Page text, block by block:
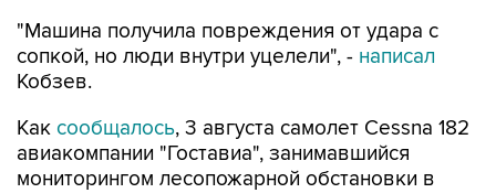
"Машина получила повреждения от удара с
сопкой, но люди внутри уцелели", - написал
Кобзев.
Как сообщалось, 3 августа самолет Cessna 182
авиакомпании "Гоставиа", занимавшийся
мониторингом лесопожарной обстановки в